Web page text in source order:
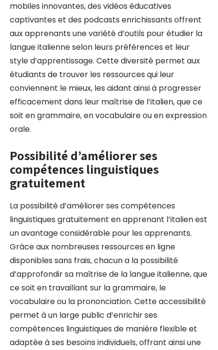
mobiles innovantes, des vidéos éducatives
captivantes et des podcasts enrichissants offrent
aux apprenants une variété d’outils pour étudier la
langue italienne selon leurs préférences et leur
style d’apprentissage. Cette diversité permet aux
étudiants de trouver les ressources qui leur
conviennent le mieux, les aidant ainsi à progresser
efficacement dans leur maîtrise de l’italien, que ce
soit en grammaire, en vocabulaire ou en expression
orale.
Possibilité d’améliorer ses
compétences linguistiques
gratuitement
La possibilité d’améliorer ses compétences
linguistiques gratuitement en apprenant l’italien est
un avantage considérable pour les apprenants.
Grâce aux nombreuses ressources en ligne
disponibles sans frais, chacun a la possibilité
d’approfondir sa maîtrise de la langue italienne, que
ce soit en travaillant sur la grammaire, le
vocabulaire ou la prononciation. Cette accessibilité
permet à un large public d’enrichir ses
compétences linguistiques de manière flexible et
adaptée à ses besoins individuels, offrant ainsi une